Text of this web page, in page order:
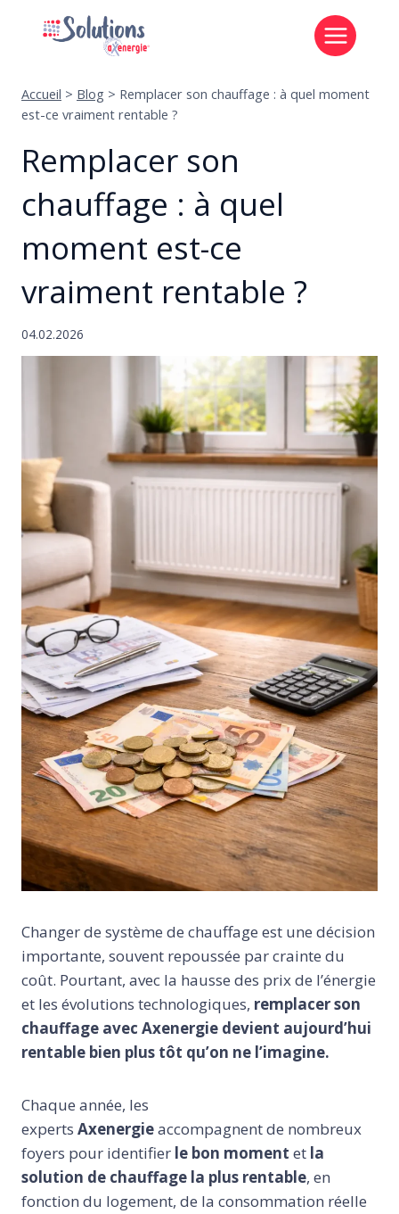
Accueil > Blog > Remplacer son chauffage : à quel moment
est-ce vraiment rentable ?
Remplacer son
chauffage : à quel
moment est-ce
vraiment rentable ?
04.02.2026
Changer de système de chauffage est une décision
importante, souvent repoussée par crainte du
coût. Pourtant, avec la hausse des prix de l’énergie
et les évolutions technologiques, remplacer son
chauffage avec Axenergie devient aujourd’hui
rentable bien plus tôt qu’on ne l’imagine.
Chaque année, les
experts Axenergieaccompagnent de nombreux
foyers pour identifier le bon moment et la
solution de chauffage la plus rentable, en
fonction du logement, de la consommation réelle